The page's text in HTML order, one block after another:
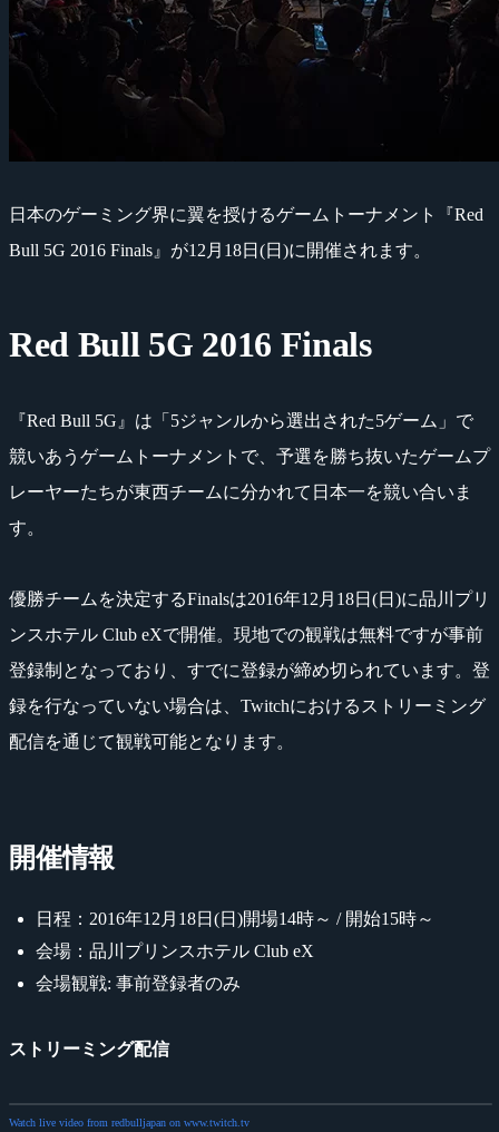
日本のゲーミング界に翼を授けるゲームトーナメント『Red
Bull 5G 2016 Finals』が12月18日(日)に開催されます。
Red Bull 5G 2016 Finals
『Red Bull 5G』は「5ジャンルから選出された5ゲーム」で
競いあうゲームトーナメントで、予選を勝ち抜いたゲームプ
レーヤーたちが東西チームに分かれて日本一を競い合いま
す。
優勝チームを決定するFinalsは2016年12月18日(日)に品川プリ
ンスホテル Club eXで開催。現地での観戦は無料ですが事前
登録制となっており、すでに登録が締め切られています。登
録を行なっていない場合は、Twitchにおけるストリーミング
配信を通じて観戦可能となります。
開催情報
日程：2016年12月18日(日)開場14時～ / 開始15時～
会場：品川プリンスホテル Club eX
会場観戦: 事前登録者のみ
ストリーミング配信
Watch live video from redbulljapan on www.twitch.tv